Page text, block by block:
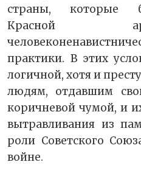
страны, которые
Красной
практики. В этих
логичной, хотя и
людям, отдавшим
коричневой чумой, и
вытравливания из
роли Советского
войне.